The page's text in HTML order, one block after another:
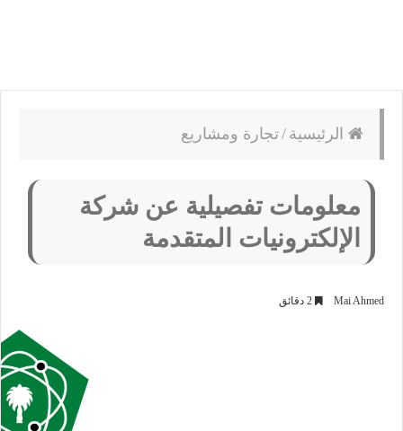
الرئيسية /تجارة ومشاريع
معلومات تفصيلية عن شركة
الإلكترونيات المتقدمة
Mai Ahmed